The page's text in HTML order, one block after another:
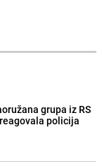
grupa iz RS
policija